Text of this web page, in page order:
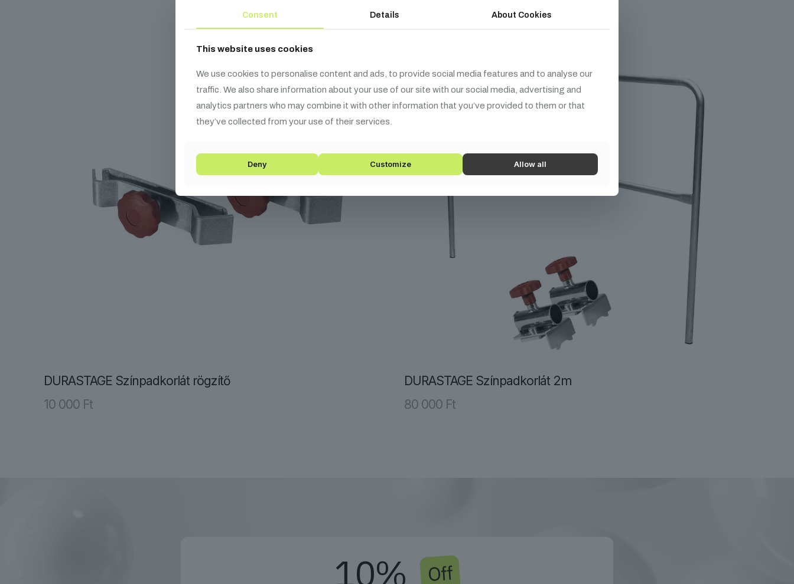
DURASTAGE Színpadkorlát rögzítő
10 000 Ft
DURASTAGE Színpadkorlát 2m
80 000 Ft
10% Off
Consent Details About Cookies
This website uses cookies
We use cookies to personalise content and ads, to provide social media features and to analyse our
traffic. We also share information about your use of our site with our social media, advertising and
analytics partners who may combine it with other information that you’ve provided to them or that
they’ve collected from your use of their services.
Deny Customize Allow all